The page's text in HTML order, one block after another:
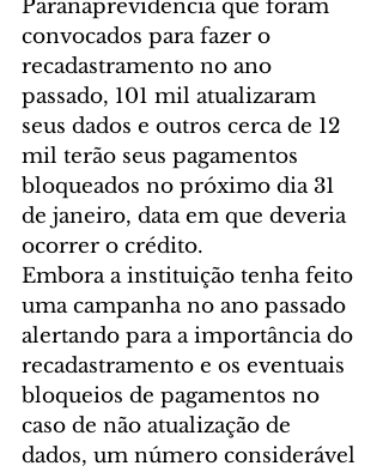
Paranaprevidência que foram
convocados para fazer o
recadastramento no ano
passado, 101 mil atualizaram
seus dados e outros cerca de 12
mil terão seus pagamentos
bloqueados no próximo dia 31
de janeiro, data em que deveria
ocorrer o crédito.
Embora a instituição tenha feito
uma campanha no ano passado
alertando para a importância do
recadastramento e os eventuais
bloqueios de pagamentos no
caso de não atualização de
dados, um número considerável